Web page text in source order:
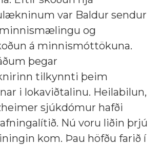
var Baldur sendur
og
á minnismóttökuna.
þegar
tilkynnti þeim
i lokaviðtalinu. Heilabilun,
sjúkdómur hafði
Nú voru liðin þrjú
kom. Þau höfðu farið í